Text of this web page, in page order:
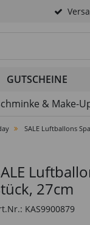
GUTSCHEINE
& Make-
SALE Luftballons
27cm
KAS9900879